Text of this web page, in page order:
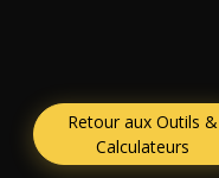
Retour aux Outils &
Calculateurs